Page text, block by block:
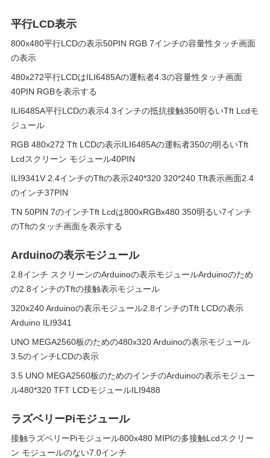
平行LCD表示
800x480平行LCDの表示50PIN RGB 7インチの容量性タッチ画面
の表示
480x272平行LCDはILI6485Aの運転者4.3の容量性タッチ画面
40PIN RGBを表示する
ILI6485A平行LCDの表示4.3インチの抵抗接触350明るいTft Lcdモ
ジュール
RGB 480x272 Tft LCDの表示ILI6485Aの運転者350の明るいTft
Lcdスクリーン モジュール40PIN
ILI9341V 2.4インチのTftの表示240*320 320*240 Tft表示画面2.4
のインチ37PIN
TN 50PIN 7のインチTft Lcdは800xRGBx480 350明るい7インチ
のTftのタッチ画面を表示する
Arduinoの表示モジュール
2.8インチ スクリーンのArduinoの表示モジュールArduinoのため
の2.8インチのTftの接触表示モジュール
320x240 Arduinoの表示モジュール2.8インチのTft LCDの表示
Arduino ILI9341
UNO MEGA2560板のための480x320 Arduinoの表示モジュール
3.5のインチLCDの表示
3.5 UNO MEGA2560板のためのインチのArduinoの表示モジュー
ル480*320 TFT LCDモジュールILI9488
ラズベリーPiモジュール
接触ラズベリーPiモジュール800x480 MIPIの多接触Lcdスクリー
ン モジュールのない7.0インチ